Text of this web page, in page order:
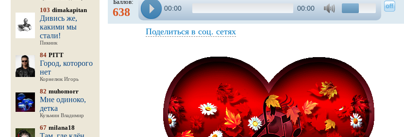
103 dimakapitan
Дивись же,
какими мы
стали!
Пикник
84 PITT
Город, которого
нет
Корнелюк Игорь
82 muhomorr
Мне одиноко,
детка
Кузьмин Владимир
67 milana18
Баллов:
638 00:00 00:00
Поделиться в соц. сетях